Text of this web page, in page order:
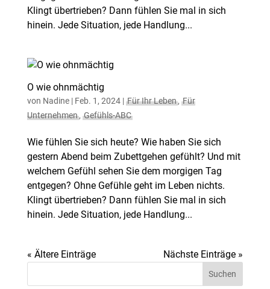
Klingt übertrieben? Dann fühlen Sie mal in sich
hinein. Jede Situation, jede Handlung...
O wie ohnmächtig
von Nadine| Feb. 1, 2024| Für Ihr Leben, Für
Unternehmen, Gefühls-ABC
Wie fühlen Sie sich heute? Wie haben Sie sich
gestern Abend beim Zubettgehen gefühlt? Und mit
welchem Gefühl sehen Sie dem morgigen Tag
entgegen? Ohne Gefühle geht im Leben nichts.
Klingt übertrieben? Dann fühlen Sie mal in sich
hinein. Jede Situation, jede Handlung...
« Ältere Einträge Nächste Einträge »
Suchen